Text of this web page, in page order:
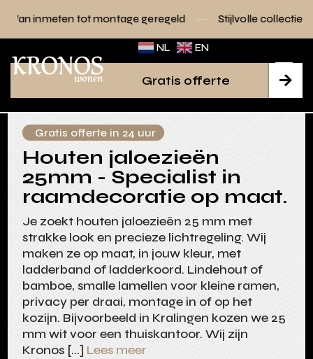
montage geregeld Stijlvolle collecties voor elk interieur
NL EN

Gratis offerte
Gratis offerte in 24 uur
Houten jaloezieën
25mm - Specialist in
raamdecoratie op maat.
Je zoekt houten jaloezieën 25 mm met
strakke look en precieze lichtregeling. Wij
maken ze op maat, in jouw kleur, met
ladderband of ladderkoord. Lindehout of
bamboe, smalle lamellen voor kleine ramen,
privacy per draai, montage in of op het
kozijn. Bijvoorbeeld in Kralingen kozen we 25
mm wit voor een thuiskantoor. Wij zijn
Kronos […] Lees meer